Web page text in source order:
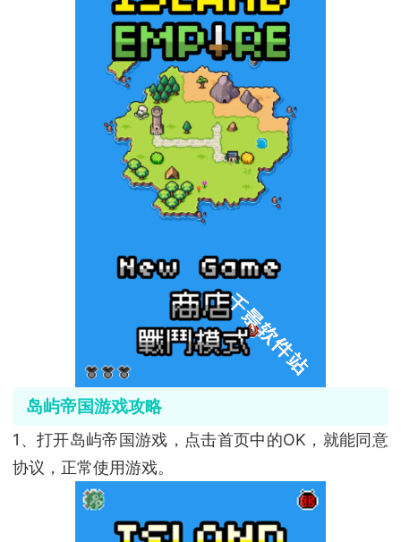
岛屿帝国游戏攻略
1、打开岛屿帝国游戏，点击首页中的OK，就能同意
协议，正常使用游戏。